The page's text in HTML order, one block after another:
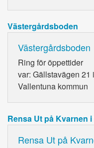
Västergårdsboden
Västergårdsboden
Ring för öppettider
var: Gällstavägen
Vallentuna kommun
Rensa Ut på Kvarnen
Rensa Ut på